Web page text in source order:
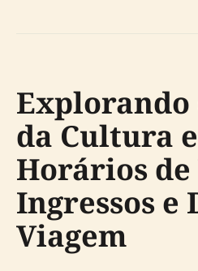
Explorando
da Cultura
Horários
Ingressos e
Viagem